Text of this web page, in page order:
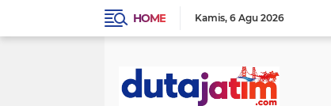
HOME Kamis 6 Agu 2026